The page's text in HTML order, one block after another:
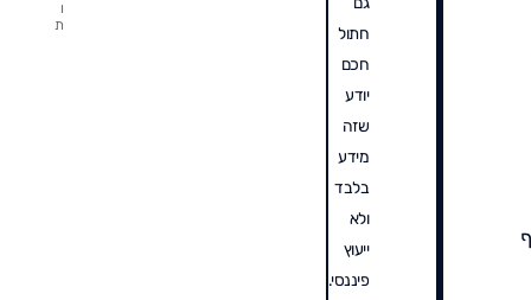
חתול
חכם
יודע
שזה
מידע
בלבד
ולא
ייעוץ
פיננסי.
ו
ת